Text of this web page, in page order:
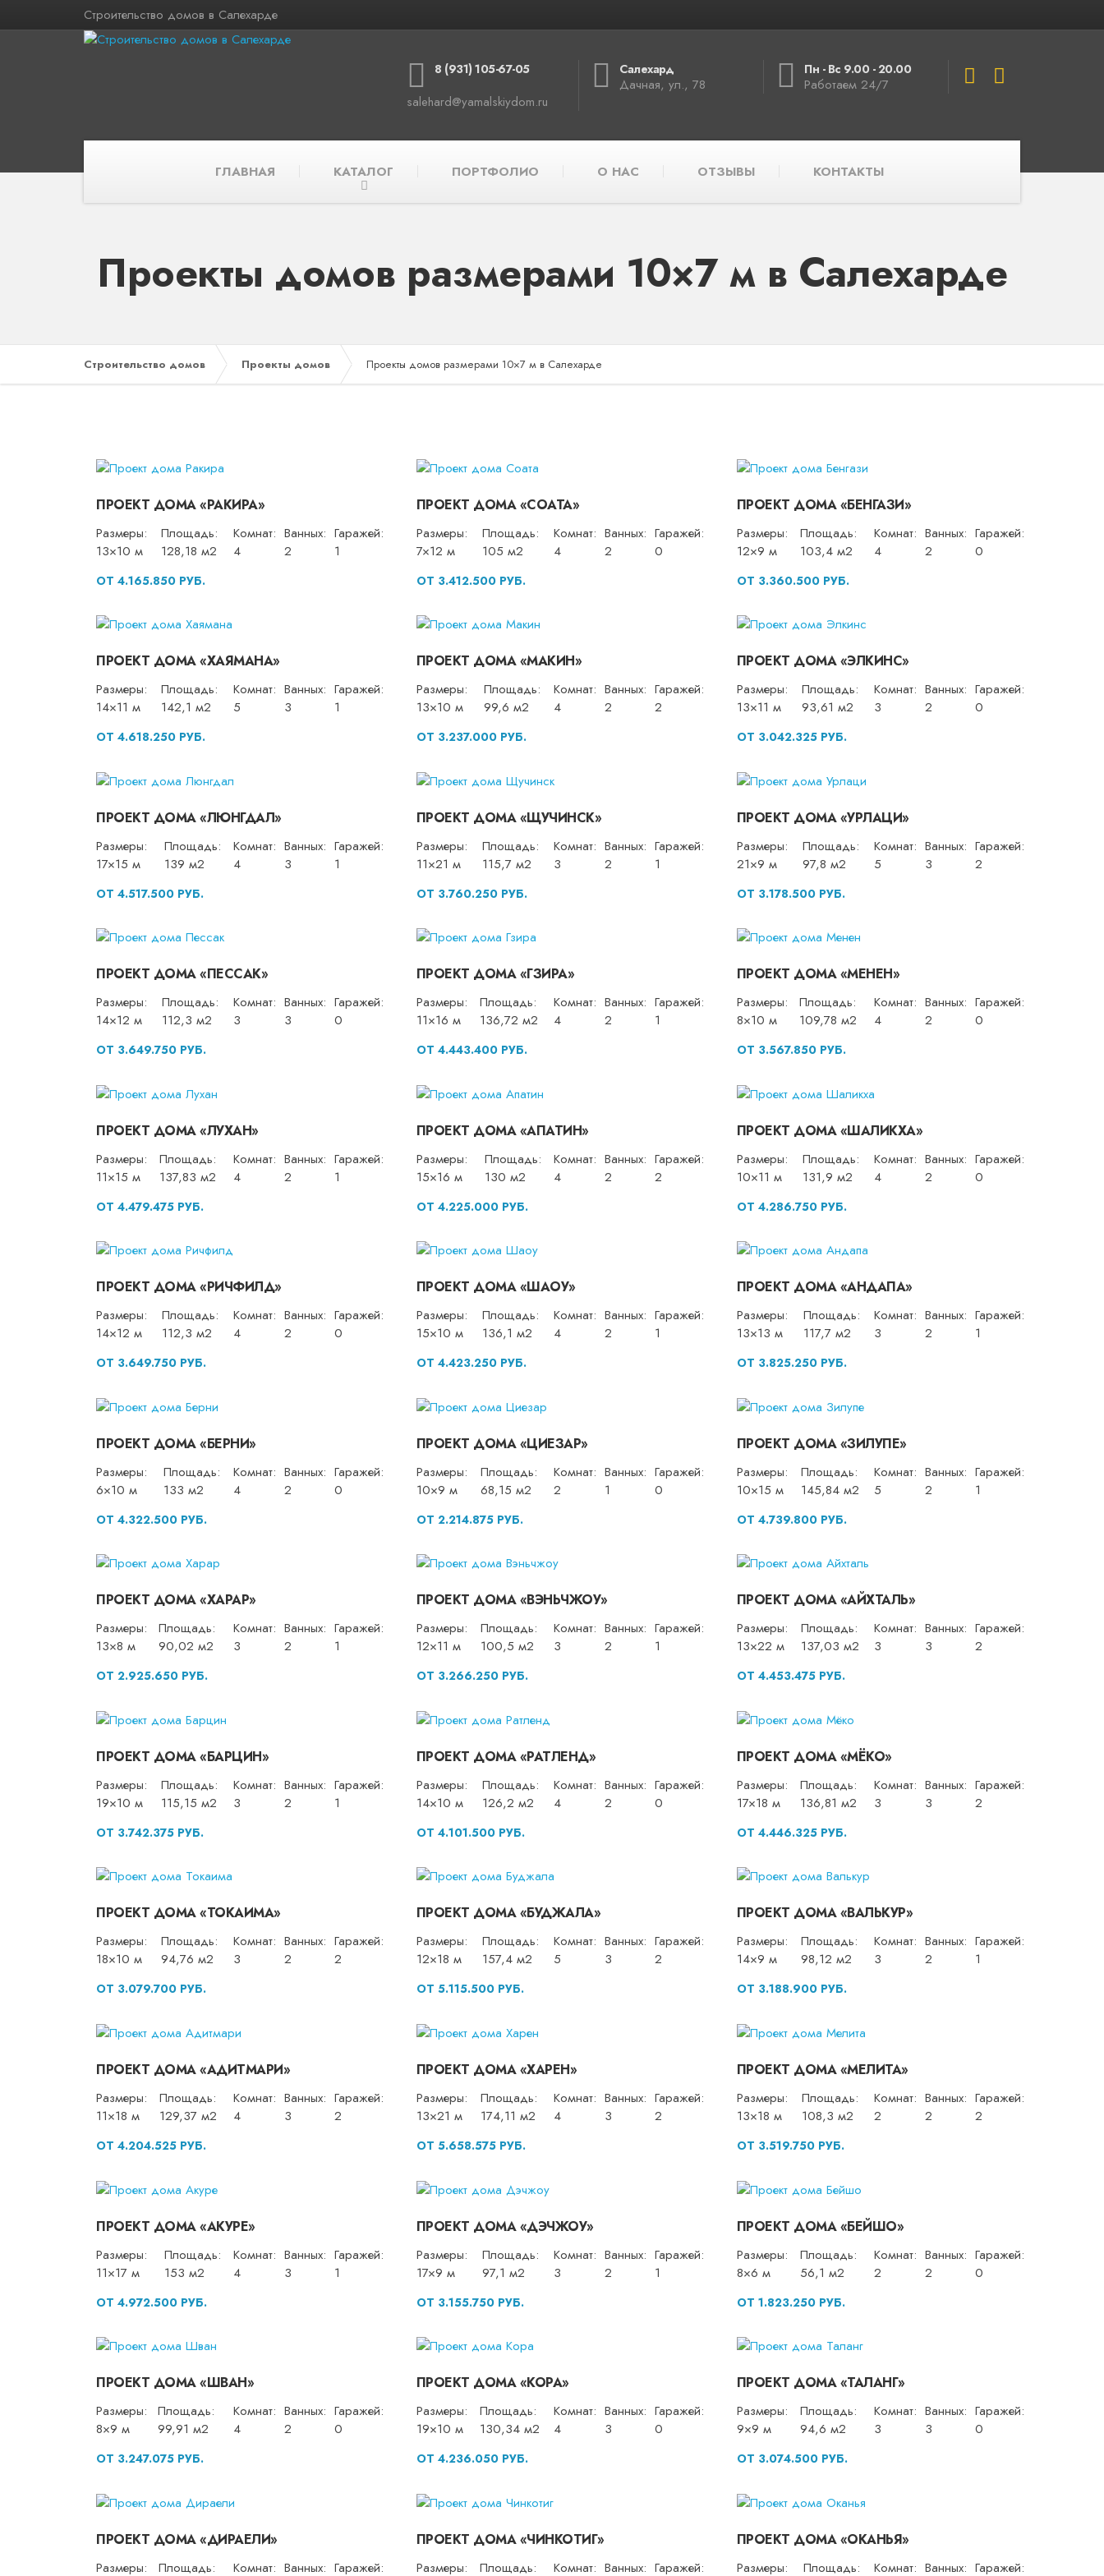
Строительство домов в Салехарде
8 (931) 105-67-05
salehard@yamalskiydom.ru
Салехард
Дачная, ул., 78
Пн - Вс 9.00 - 20.00
Работаем 24/7
ГЛАВНАЯ КАТАЛОГ ПОРТФОЛИО О НАС ОТЗЫВЫ КОНТАКТЫ
Проекты домов размерами 10×7 м в Салехарде
Строительство домов Проекты домов Проекты домов размерами 10×7 м в Салехарде
ПРОЕКТ ДОМА «РАКИРА»
Размеры:
13×10 м
Площадь:
128,18 м2
Комнат:
4
Ванных:
2
Гаражей:
1
ОТ 4.165.850 РУБ.
ПРОЕКТ ДОМА «СОАТА»
Размеры:
7×12 м
Площадь:
105 м2
Комнат:
4
Ванных:
2
Гаражей:
0
ОТ 3.412.500 РУБ.
ПРОЕКТ ДОМА «БЕНГАЗИ»
Размеры:
12×9 м
Площадь:
103,4 м2
Комнат:
4
Ванных:
2
Гаражей:
0
ОТ 3.360.500 РУБ.
ПРОЕКТ ДОМА «ХАЯМАНА»
Размеры:
14×11 м
Площадь:
142,1 м2
Комнат:
5
Ванных:
3
Гаражей:
1
ОТ 4.618.250 РУБ.
ПРОЕКТ ДОМА «МАКИН»
Размеры:
13×10 м
Площадь:
99,6 м2
Комнат:
4
Ванных:
2
Гаражей:
2
ОТ 3.237.000 РУБ.
ПРОЕКТ ДОМА «ЭЛКИНС»
Размеры:
13×11 м
Площадь:
93,61 м2
Комнат:
3
Ванных:
2
Гаражей:
0
ОТ 3.042.325 РУБ.
ПРОЕКТ ДОМА «ЛЮНГДАЛ»
Размеры:
17×15 м
Площадь:
139 м2
Комнат:
4
Ванных:
3
Гаражей:
1
ОТ 4.517.500 РУБ.
ПРОЕКТ ДОМА «ЩУЧИНСК»
Размеры:
11×21 м
Площадь:
115,7 м2
Комнат:
3
Ванных:
2
Гаражей:
1
ОТ 3.760.250 РУБ.
ПРОЕКТ ДОМА «УРЛАЦИ»
Размеры:
21×9 м
Площадь:
97,8 м2
Комнат:
5
Ванных:
3
Гаражей:
2
ОТ 3.178.500 РУБ.
ПРОЕКТ ДОМА «ПЕССАК»
Размеры:
14×12 м
Площадь:
112,3 м2
Комнат:
3
Ванных:
3
Гаражей:
0
ОТ 3.649.750 РУБ.
ПРОЕКТ ДОМА «ГЗИРА»
Размеры:
11×16 м
Площадь:
136,72 м2
Комнат:
4
Ванных:
2
Гаражей:
1
ОТ 4.443.400 РУБ.
ПРОЕКТ ДОМА «МЕНЕН»
Размеры:
8×10 м
Площадь:
109,78 м2
Комнат:
4
Ванных:
2
Гаражей:
0
ОТ 3.567.850 РУБ.
ПРОЕКТ ДОМА «ЛУХАН»
Размеры:
11×15 м
Площадь:
137,83 м2
Комнат:
4
Ванных:
2
Гаражей:
1
ОТ 4.479.475 РУБ.
ПРОЕКТ ДОМА «АПАТИН»
Размеры:
15×16 м
Площадь:
130 м2
Комнат:
4
Ванных:
2
Гаражей:
2
ОТ 4.225.000 РУБ.
ПРОЕКТ ДОМА «ШАЛИКХА»
Размеры:
10×11 м
Площадь:
131,9 м2
Комнат:
4
Ванных:
2
Гаражей:
0
ОТ 4.286.750 РУБ.
ПРОЕКТ ДОМА «РИЧФИЛД»
Размеры:
14×12 м
Площадь:
112,3 м2
Комнат:
4
Ванных:
2
Гаражей:
0
ОТ 3.649.750 РУБ.
ПРОЕКТ ДОМА «ШАОУ»
Размеры:
15×10 м
Площадь:
136,1 м2
Комнат:
4
Ванных:
2
Гаражей:
1
ОТ 4.423.250 РУБ.
ПРОЕКТ ДОМА «АНДАПА»
Размеры:
13×13 м
Площадь:
117,7 м2
Комнат:
3
Ванных:
2
Гаражей:
1
ОТ 3.825.250 РУБ.
ПРОЕКТ ДОМА «БЕРНИ»
Размеры:
6×10 м
Площадь:
133 м2
Комнат:
4
Ванных:
2
Гаражей:
0
ОТ 4.322.500 РУБ.
ПРОЕКТ ДОМА «ЦИЕЗАР»
Размеры:
10×9 м
Площадь:
68,15 м2
Комнат:
2
Ванных:
1
Гаражей:
0
ОТ 2.214.875 РУБ.
ПРОЕКТ ДОМА «ЗИЛУПЕ»
Размеры:
10×15 м
Площадь:
145,84 м2
Комнат:
5
Ванных:
2
Гаражей:
1
ОТ 4.739.800 РУБ.
ПРОЕКТ ДОМА «ХАРАР»
Размеры:
13×8 м
Площадь:
90,02 м2
Комнат:
3
Ванных:
2
Гаражей:
1
ОТ 2.925.650 РУБ.
ПРОЕКТ ДОМА «ВЭНЬЧЖОУ»
Размеры:
12×11 м
Площадь:
100,5 м2
Комнат:
3
Ванных:
2
Гаражей:
1
ОТ 3.266.250 РУБ.
ПРОЕКТ ДОМА «АЙХТАЛЬ»
Размеры:
13×22 м
Площадь:
137,03 м2
Комнат:
3
Ванных:
3
Гаражей:
2
ОТ 4.453.475 РУБ.
ПРОЕКТ ДОМА «БАРЦИН»
Размеры:
19×10 м
Площадь:
115,15 м2
Комнат:
3
Ванных:
2
Гаражей:
1
ОТ 3.742.375 РУБ.
ПРОЕКТ ДОМА «РАТЛЕНД»
Размеры:
14×10 м
Площадь:
126,2 м2
Комнат:
4
Ванных:
2
Гаражей:
0
ОТ 4.101.500 РУБ.
ПРОЕКТ ДОМА «МЁКО»
Размеры:
17×18 м
Площадь:
136,81 м2
Комнат:
3
Ванных:
3
Гаражей:
2
ОТ 4.446.325 РУБ.
ПРОЕКТ ДОМА «ТОКАИМА»
Размеры:
18×10 м
Площадь:
94,76 м2
Комнат:
3
Ванных:
2
Гаражей:
2
ОТ 3.079.700 РУБ.
ПРОЕКТ ДОМА «БУДЖАЛА»
Размеры:
12×18 м
Площадь:
157,4 м2
Комнат:
5
Ванных:
3
Гаражей:
2
ОТ 5.115.500 РУБ.
ПРОЕКТ ДОМА «ВАЛЬКУР»
Размеры:
14×9 м
Площадь:
98,12 м2
Комнат:
3
Ванных:
2
Гаражей:
1
ОТ 3.188.900 РУБ.
ПРОЕКТ ДОМА «АДИТМАРИ»
Размеры:
11×18 м
Площадь:
129,37 м2
Комнат:
4
Ванных:
3
Гаражей:
2
ОТ 4.204.525 РУБ.
ПРОЕКТ ДОМА «ХАРЕН»
Размеры:
13×21 м
Площадь:
174,11 м2
Комнат:
4
Ванных:
3
Гаражей:
2
ОТ 5.658.575 РУБ.
ПРОЕКТ ДОМА «МЕЛИТА»
Размеры:
13×18 м
Площадь:
108,3 м2
Комнат:
2
Ванных:
2
Гаражей:
2
ОТ 3.519.750 РУБ.
ПРОЕКТ ДОМА «АКУРЕ»
Размеры:
11×17 м
Площадь:
153 м2
Комнат:
4
Ванных:
3
Гаражей:
1
ОТ 4.972.500 РУБ.
ПРОЕКТ ДОМА «ДЭЧЖОУ»
Размеры:
17×9 м
Площадь:
97,1 м2
Комнат:
3
Ванных:
2
Гаражей:
1
ОТ 3.155.750 РУБ.
ПРОЕКТ ДОМА «БЕЙШО»
Размеры:
8×6 м
Площадь:
56,1 м2
Комнат:
2
Ванных:
2
Гаражей:
0
ОТ 1.823.250 РУБ.
ПРОЕКТ ДОМА «ШВАН»
Размеры:
8×9 м
Площадь:
99,91 м2
Комнат:
4
Ванных:
2
Гаражей:
0
ОТ 3.247.075 РУБ.
ПРОЕКТ ДОМА «КОРА»
Размеры:
19×10 м
Площадь:
130,34 м2
Комнат:
4
Ванных:
3
Гаражей:
0
ОТ 4.236.050 РУБ.
ПРОЕКТ ДОМА «ТАЛАНГ»
Размеры:
9×9 м
Площадь:
94,6 м2
Комнат:
3
Ванных:
3
Гаражей:
0
ОТ 3.074.500 РУБ.
ПРОЕКТ ДОМА «ДИРАЕЛИ»
Размеры: Площадь: Комнат: Ванных: Гаражей:
ПРОЕКТ ДОМА «ЧИНКОТИГ»
Размеры: Площадь: Комнат: Ванных: Гаражей:
ПРОЕКТ ДОМА «ОКАНЬЯ»
Размеры: Площадь: Комнат: Ванных: Гаражей: